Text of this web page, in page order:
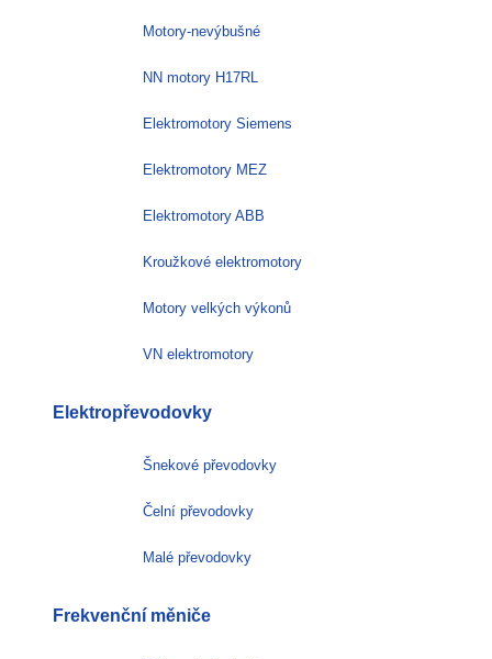
Motory-nevýbušné
NN motory H17RL
Elektromotory Siemens
Elektromotory MEZ
Elektromotory ABB
Kroužkové elektromotory
Motory velkých výkonů
VN elektromotory
Elektropřevodovky
Šnekové převodovky
Čelní převodovky
Malé převodovky
Frekvenční měniče